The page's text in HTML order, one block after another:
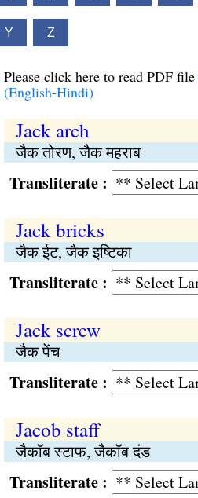
Y Z
Please click here to read PDF file
(English-Hindi)
Jack arch
जैक तोरण, जैक महराब
:
Jack bricks
जैक ईट, जैक इष्टिका
:
Jack screw
जैक पेंच
:
Jacob staff
जैकॉब स्टाफ, जैकॉब दंड
: